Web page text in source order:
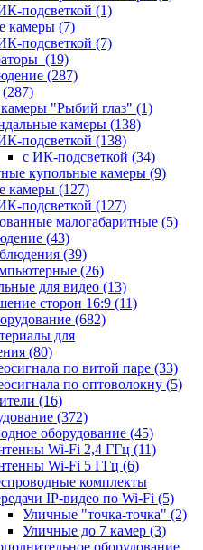
подсветкой (1)
камеры (7)
подсветкой (7)
(19)
(287)
(287)
"Рыбий глаз" (1)
камеры (138)
подсветкой (138)
с ИК-подсветкой (34)
купольные камеры (9)
камеры (127)
подсветкой (127)
малогабаритные (5)
(43)
(39)
(26)
для видео (13)
сторон 16:9 (11)
(682)
для
(80)
по витой паре (33)
по оптоволокну (5)
(16)
(372)
оборудование (45)
Wi-Fi 2,4 ГГц (11)
Wi-Fi 5 ГГц (6)
комплекты
IP-видео по Wi-Fi (5)
Уличные "точка-точка" (2)
Уличные до 7 камер (3)
оборудование